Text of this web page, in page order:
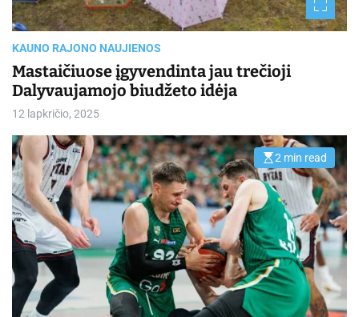
KAUNO RAJONO NAUJIENOS
Mastaičiuose įgyvendinta jau trečioji
Dalyvaujamojo biudžeto idėja
12 lapkričio, 2025
E
s
t
a
t
e
d
r
a
t
2 min read